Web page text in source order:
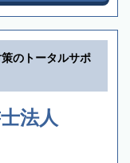
のトータルサポ
法人